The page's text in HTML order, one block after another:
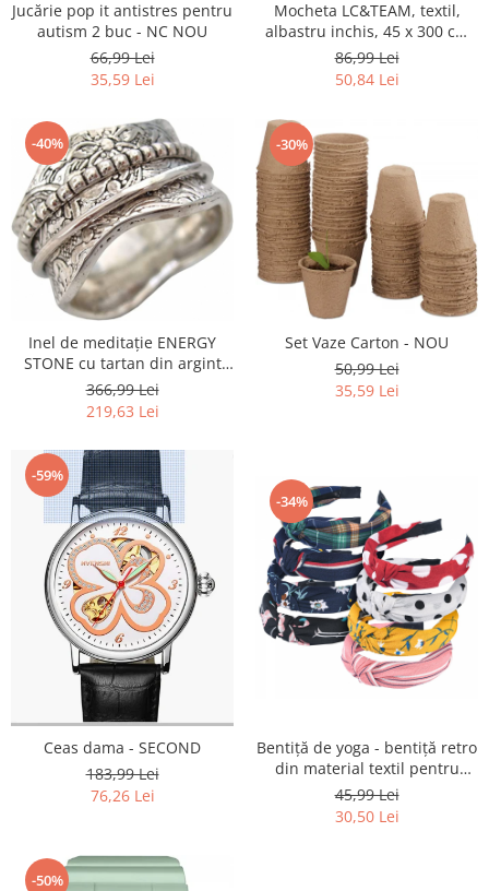
Servere, Componente & UPS
Telecomenzi garaj
Sport & Activitati in aer liber
Accesorii antrenament
Accesorii Fitness
Accesorii sportive
Articole Voiaj
Camping
Ciclism
Sporturi acvatice
Sporturi de interior
TV, Audio & Foto
Aparate Foto & Accesorii
Audio HI-FI & Profesionale
Drone si Accesorii
Home Cinema & Audio
Playere, Boxe & Casti
Telescoape & Optica
Televizoare & accesorii
Bacanie
Ambalaje cadouri
Cadouri
Curatenie si intretinere
Jucărie pop it antistres pentru
autism 2 buc - NC NOU
66,99 Lei
35,59 Lei
Mocheta LC&TEAM, textil,
albastru inchis, 45 x 300 cm
NOU
86,99 Lei
50,84 Lei
-40%
Inel de meditație ENERGY
STONE cu tartan din argint
sterling - NOU
366,99 Lei
219,63 Lei
-30%
Set Vaze Carton - NOU
50,99 Lei
35,59 Lei
-59%
Ceas dama - SECOND
183,99 Lei
76,26 Lei
-34%
Bentiță de yoga - bentiță retro
din material textil pentru
femei/fete NOU
45,99 Lei
30,50 Lei
-50%